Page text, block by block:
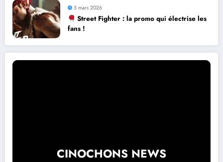
5 mars 2026
Street Fighter : la promo qui électrise les
fans !
CINOCHONS NEWS